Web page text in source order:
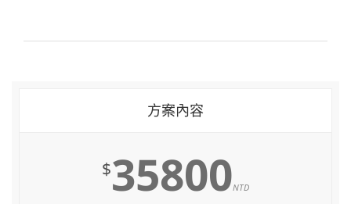
方案內容
$35800NTD